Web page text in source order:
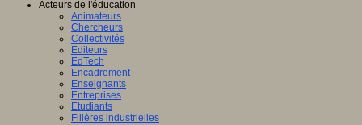
Acteurs de l'éducation
Animateurs
Chercheurs
Collectivités
Editeurs
EdTech
Encadrement
Enseignants
Entreprises
Etudiants
Filières industrielles